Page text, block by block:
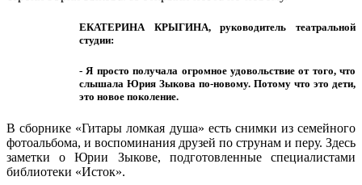
ЕКАТЕРИНА КРЫГИНА, руководитель театральной
студии:
- Я просто получала огромное удовольствие от того, что
слышала Юрия Зыкова по-новому. Потому что это дети,
это новое поколение.
В сборнике «Гитары ломкая душа» есть снимки из семейного
фотоальбома, и воспоминания друзей по струнам и перу. Здесь
заметки о Юрии Зыкове, подготовленные специалистами
библиотеки «Исток».